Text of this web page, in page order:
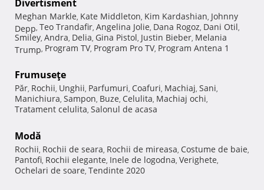
Divertisment
Meghan Markle, Kate Middleton, Kim Kardashian, Johnny
Depp, Teo Trandafir, Angelina Jolie, Dana Rogoz, Dani Otil,
Smiley, Andra, Delia, Gina Pistol, Justin Bieber, Melania
Trump, Program TV, Program Pro TV, Program Antena 1
Frumuseţe
Păr, Rochii, Unghii, Parfumuri, Coafuri, Machiaj, Sani,
Manichiura, Sampon, Buze, Celulita, Machiaj ochi,
Tratament celulita, Salonul de acasa
Modă
Rochii, Rochii de seara, Rochii de mireasa, Costume de baie,
Pantofi, Rochii elegante, Inele de logodna, Verighete,
Ochelari de soare, Tendinte 2020